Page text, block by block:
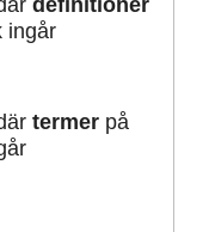
ingår
termerpå